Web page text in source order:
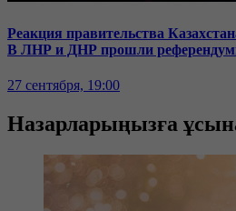
Реакция правительства
В ЛНР и ДНР прошли
27 сентября, 19:00
Назарларыңызға